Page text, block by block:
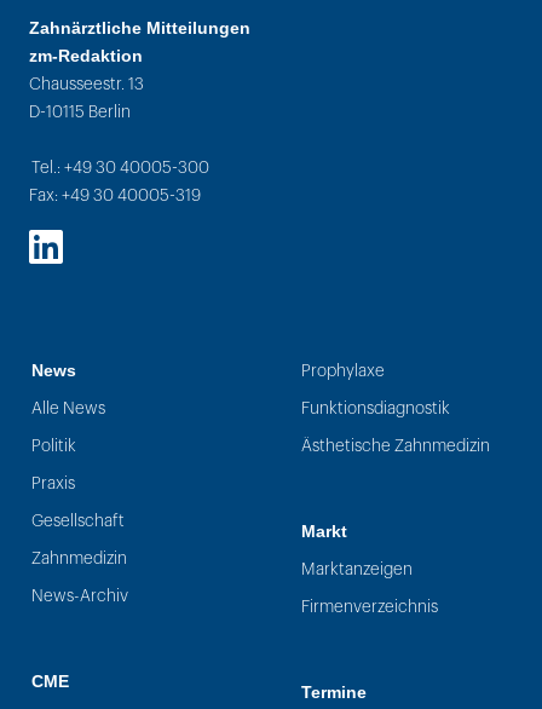
Zahnärztliche Mitteilungen
zm-Redaktion
Chausseestr. 13
D-10115 Berlin
Tel.: +49 30 40005-300
Fax: +49 30 40005-319
LinkedIn
News
Alle News
Politik
Praxis
Gesellschaft
Zahnmedizin
News-Archiv
CME
Prophylaxe
Funktionsdiagnostik
Ästhetische Zahnmedizin
Markt
Marktanzeigen
Firmenverzeichnis
Termine